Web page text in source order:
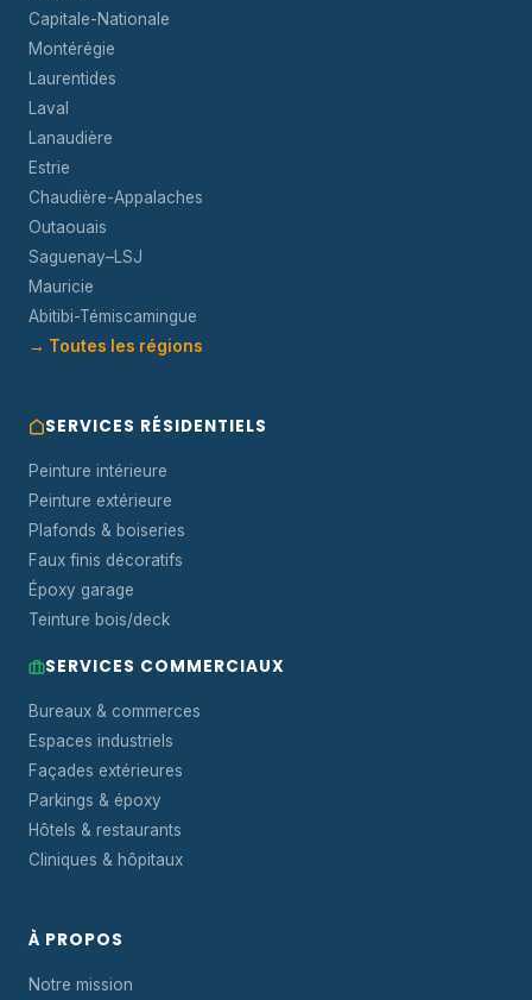
Capitale-Nationale
Montérégie
Laurentides
Laval
Lanaudière
Estrie
Chaudière-Appalaches
Outaouais
Saguenay–LSJ
Mauricie
Abitibi-Témiscamingue
→ Toutes les régions
SERVICES RÉSIDENTIELS
Peinture intérieure
Peinture extérieure
Plafonds & boiseries
Faux finis décoratifs
Époxy garage
Teinture bois/deck
SERVICES COMMERCIAUX
Bureaux & commerces
Espaces industriels
Façades extérieures
Parkings & époxy
Hôtels & restaurants
Cliniques & hôpitaux
À PROPOS
Notre mission